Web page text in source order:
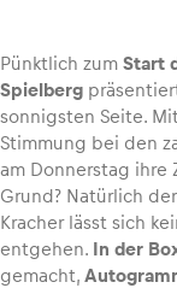
Fahrzeug
Pünktlich zum Start
Spielberg
sonnigsten Seite.
Stimmung bei den
am Donnerstag ihre
Grund? Natürlich der
Kracher lässt sich
entgehen. In der
gemacht,